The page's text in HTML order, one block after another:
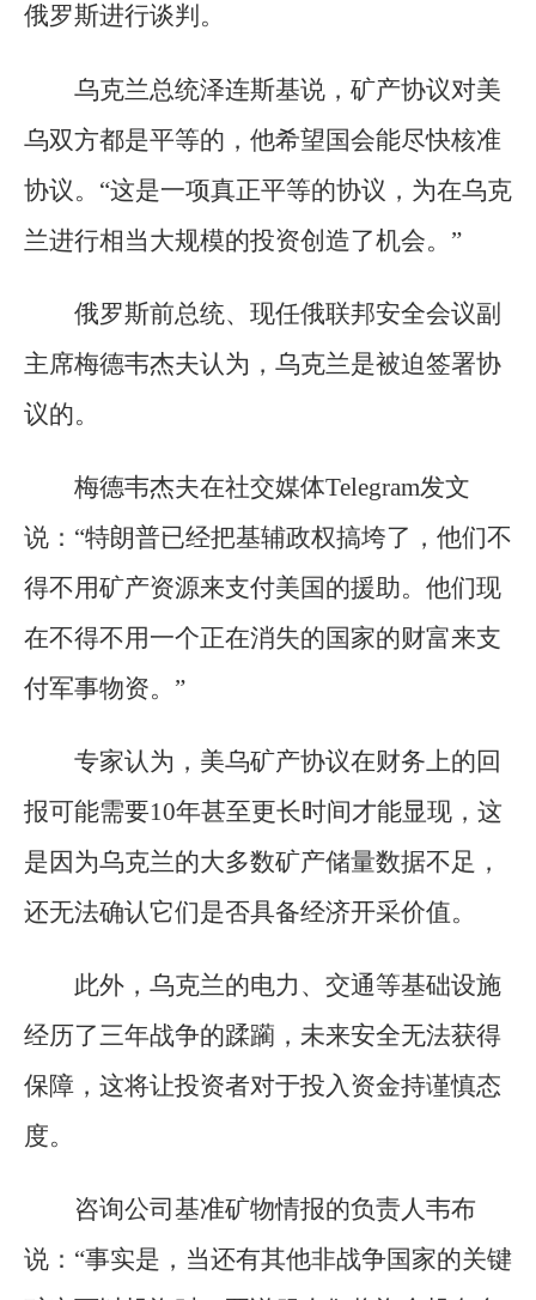
俄罗斯进行谈判。
乌克兰总统泽连斯基说，矿产协议对美
乌双方都是平等的，他希望国会能尽快核准
协议。“这是一项真正平等的协议，为在乌克
兰进行相当大规模的投资创造了机会。”
俄罗斯前总统、现任俄联邦安全会议副
主席梅德韦杰夫认为，乌克兰是被迫签署协
议的。
梅德韦杰夫在社交媒体Telegram发文
说：“特朗普已经把基辅政权搞垮了，他们不
得不用矿产资源来支付美国的援助。他们现
在不得不用一个正在消失的国家的财富来支
付军事物资。”
专家认为，美乌矿产协议在财务上的回
报可能需要10年甚至更长时间才能显现，这
是因为乌克兰的大多数矿产储量数据不足，
还无法确认它们是否具备经济开采价值。
此外，乌克兰的电力、交通等基础设施
经历了三年战争的蹂躏，未来安全无法获得
保障，这将让投资者对于投入资金持谨慎态
度。
咨询公司基准矿物情报的负责人韦布
说：“事实是，当还有其他非战争国家的关键